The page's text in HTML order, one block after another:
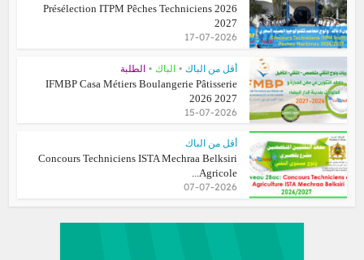
Présélection ITPM Pêches Techniciens 2026
2027
17-07-2026
أقل من الباك • الباك • الطلبة
IFMBP Casa Métiers Boulangerie Pâtisserie
2026 2027
15-07-2026
أقل من الباك
Concours Techniciens ISTA Mechraa Belksiri
Agricole...
07-07-2026